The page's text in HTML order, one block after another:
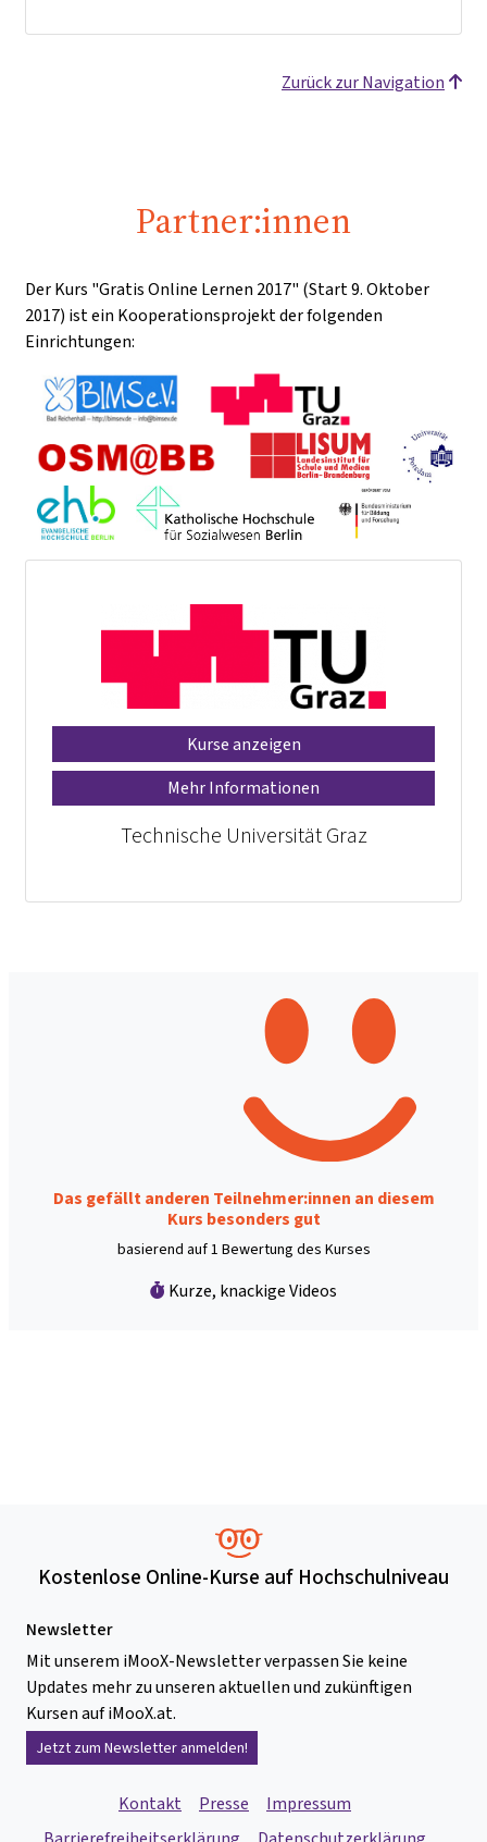
Zurück zur Navigation
Partner:innen
Der Kurs "Gratis Online Lernen 2017" (Start 9. Oktober
2017) ist ein Kooperationsprojekt der folgenden
Einrichtungen:
Kurse anzeigen
Mehr Informationen
Technische Universität Graz
Das gefällt anderen Teilnehmer:innen an diesem
Kurs besonders gut
basierend auf 1 Bewertung des Kurses
Kurze, knackige Videos
Kostenlose Online-Kurse auf Hochschulniveau
Newsletter
Mit unserem iMooX-Newsletter verpassen Sie keine
Updates mehr zu unseren aktuellen und zukünftigen
Kursen auf iMooX.at.
Jetzt zum Newsletter anmelden!
Kontakt Presse
Impressum